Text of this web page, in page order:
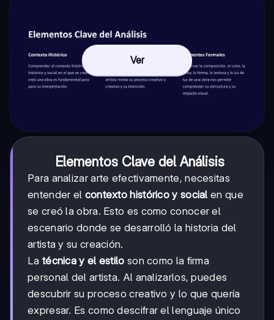
Ver
Elementos Clave del Análisis
Para analizar arte efectivamente, necesitas
entender el contexto histórico y social en que
se creó la obra. Esto es como conocer el
escenario donde se desarrolló la historia del
artista y su creación.
La técnica y el estilo son como la firma
personal del artista. Al analizarlos, puedes
descubrir su proceso creativo y lo que quería
expresar. Es como descifrar el lenguaje único